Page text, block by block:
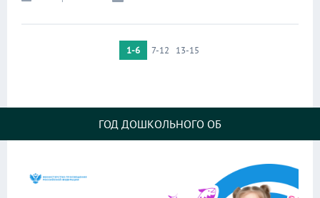
1-6 7-12 13-15
ГОД ДОШКОЛЬНОГО ОБ